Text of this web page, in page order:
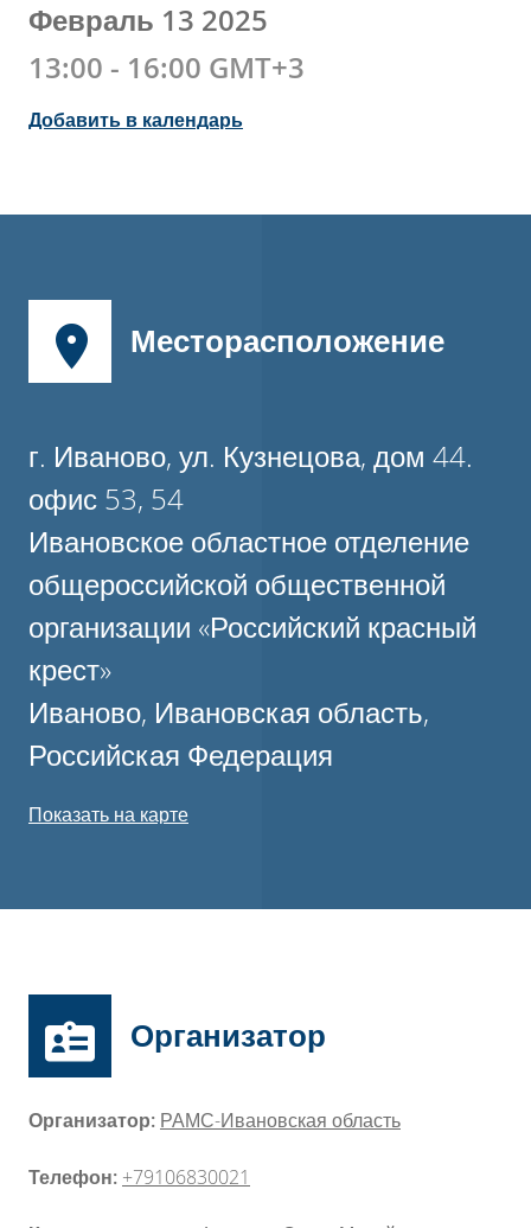
Февраль 13 2025
13:00 - 16:00 GMT+3
Добавить в календарь
Месторасположение
г. Иваново, ул. Кузнецова, дом 44.
офис 53, 54
Ивановское областное отделение
общероссийской общественной
организации «Российский красный
крест»
Иваново, Ивановская область,
Российская Федерация
Показать на карте
Организатор
Организатор: РАМС-Ивановская область
Телефон: +79106830021